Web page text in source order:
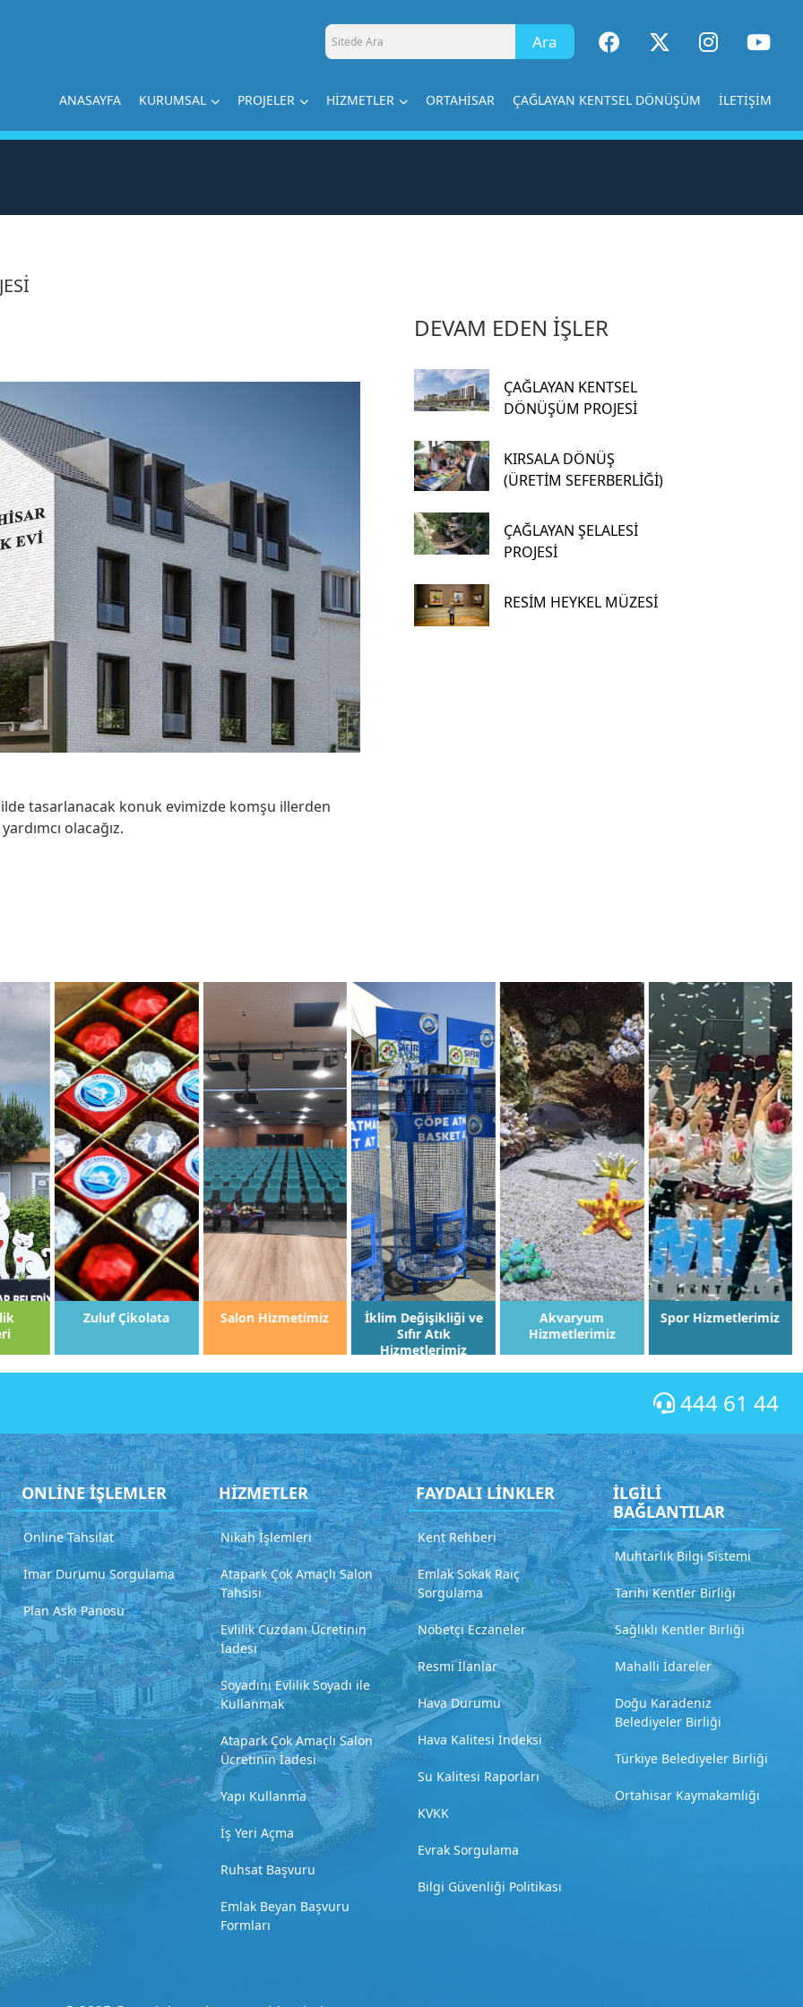
×
ANASAYFA KURUMSAL PROJELER HİZMETLER ORTAHİSAR ÇAĞLAYAN KENTSEL DÖNÜŞÜM İLETİŞİM
tasarlanacak konuk evimizde komşu illerden
olacağız.
DEVAM EDEN İŞLER
ÇAĞLAYAN KENTSEL
DÖNÜŞÜM PROJESİ
KIRSALA DÖNÜŞ
(ÜRETİM SEFERBERLİĞİ)
ÇAĞLAYAN ŞELALESİ
PROJESİ
RESİM HEYKEL MÜZESİ
Zuluf Çikolata Salon Hizmetimiz
İklim Değişikliği ve
Sıfır Atık
Hizmetlerimiz
Akvaryum
Hizmetlerimiz
Spor Hizmetlerimiz
444 61 44
ONLİNE İŞLEMLER
Online Tahsilat
İmar Durumu Sorgulama
Plan Askı Panosu
HİZMETLER
Nikah İşlemleri
Atapark Çok Amaçlı Salon
Tahsisi
Evlilik Cüzdanı Ücretinin
İadesi
Soyadını Evlilik Soyadı ile
Kullanmak
Atapark Çok Amaçlı Salon
Ücretinin İadesi
Yapı Kullanma
İş Yeri Açma
Ruhsat Başvuru
Emlak Beyan Başvuru
Formları
FAYDALI LİNKLER
Kent Rehberi
Emlak Sokak Raiç
Sorgulama
Nöbetçi Eczaneler
Resmi İlanlar
Hava Durumu
Hava Kalitesi İndeksi
Su Kalitesi Raporları
KVKK
Evrak Sorgulama
Bilgi Güvenliği Politikası
İLGİLİ
BAĞLANTILAR
Muhtarlık Bilgi Sistemi
Tarihi Kentler Birliği
Sağlıklı Kentler Birliği
Mahalli İdareler
Doğu Karadeniz
Belediyeler Birliği
Türkiye Belediyeler Birliği
Ortahisar Kaymakamlığı